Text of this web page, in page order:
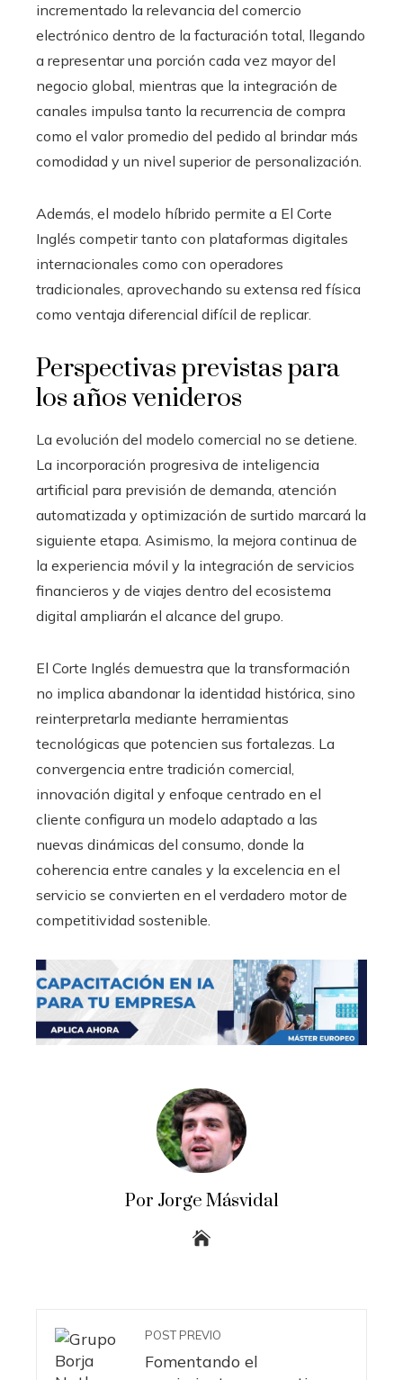
incrementado la relevancia del comercio
electrónico dentro de la facturación total, llegando
a representar una porción cada vez mayor del
negocio global, mientras que la integración de
canales impulsa tanto la recurrencia de compra
como el valor promedio del pedido al brindar más
comodidad y un nivel superior de personalización.
Además, el modelo híbrido permite a El Corte
Inglés competir tanto con plataformas digitales
internacionales como con operadores
tradicionales, aprovechando su extensa red física
como ventaja diferencial difícil de replicar.
Perspectivas previstas para
los años venideros
La evolución del modelo comercial no se detiene.
La incorporación progresiva de inteligencia
artificial para previsión de demanda, atención
automatizada y optimización de surtido marcará la
siguiente etapa. Asimismo, la mejora continua de
la experiencia móvil y la integración de servicios
financieros y de viajes dentro del ecosistema
digital ampliarán el alcance del grupo.
El Corte Inglés demuestra que la transformación
no implica abandonar la identidad histórica, sino
reinterpretarla mediante herramientas
tecnológicas que potencien sus fortalezas. La
convergencia entre tradición comercial,
innovación digital y enfoque centrado en el
cliente configura un modelo adaptado a las
nuevas dinámicas del consumo, donde la
coherencia entre canales y la excelencia en el
servicio se convierten en el verdadero motor de
competitividad sostenible.
Por Jorge Másvidal
POST PREVIO
Fomentando el